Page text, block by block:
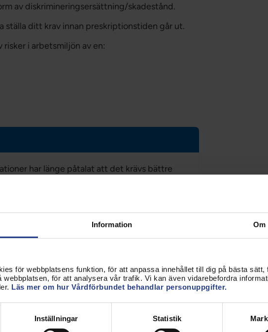
Information Om
för webbplatsens funktion, för att anpassa innehållet till dig på bästa sätt,
webbplatsen, för att analysera vår trafik. Vi kan även vidarebefordra
Läs mer om hur Vårdförbundet behandlar personuppgifter.
Inställningar Statistik
av diskrimineringsersättning/skadestånd.
ditt krav innan preskriptionstiden går ut.
i arbetsmiljön av en:
har länge påtalat att det krävs bättre
arbetstagare. Nu har vi nått en viktig
arbetsliv.
säkerställa att gravida arbetstagare
arbetsmiljön får behålla lönen eller få annan
som fastslog att anställda inom
och fått graviditetspenning har
organisationerna träffat en
och Regioner om att kommuner och
som förbjudits att arbeta på